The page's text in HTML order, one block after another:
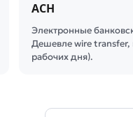
ACH
Электронные
Дешевле wire transfer,
рабочих дня).